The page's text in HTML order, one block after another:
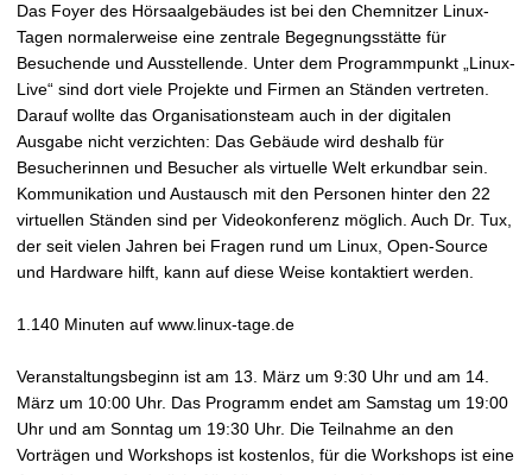
Das Foyer des Hörsaalgebäudes ist bei den Chemnitzer Linux-
Tagen normalerweise eine zentrale Begegnungsstätte für
Besuchende und Ausstellende. Unter dem Programmpunkt „Linux-
Live“ sind dort viele Projekte und Firmen an Ständen vertreten.
Darauf wollte das Organisationsteam auch in der digitalen
Ausgabe nicht verzichten: Das Gebäude wird deshalb für
Besucherinnen und Besucher als virtuelle Welt erkundbar sein.
Kommunikation und Austausch mit den Personen hinter den 22
virtuellen Ständen sind per Videokonferenz möglich. Auch Dr. Tux,
der seit vielen Jahren bei Fragen rund um Linux, Open-Source
und Hardware hilft, kann auf diese Weise kontaktiert werden.
1.140 Minuten auf www.linux-tage.de
Veranstaltungsbeginn ist am 13. März um 9:30 Uhr und am 14.
März um 10:00 Uhr. Das Programm endet am Samstag um 19:00
Uhr und am Sonntag um 19:30 Uhr. Die Teilnahme an den
Vorträgen und Workshops ist kostenlos, für die Workshops ist eine